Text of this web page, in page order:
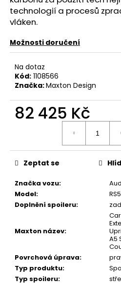
technologií a procesů
vláken.
Možnosti doručení
Na dotaz
Kód: 1108566
Značka:Maxton Design
82 425 Kč
Značka vozu:
Model:
RS5
Doplnění spoileru:
Maxton název:
A5
Povrchová úprava:
Typ produktu:
Typ spoileru:
Zeptat se
RSR-
PERFORMANCE
DÁRKOVÝ
VOUCHER
ON-
100
Kč